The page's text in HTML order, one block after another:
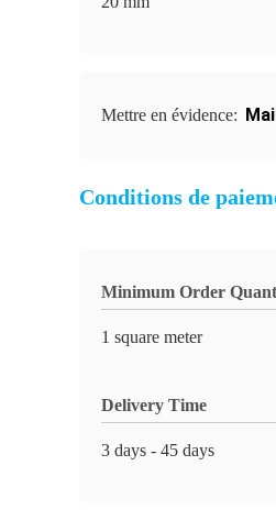
Mettre en évidence:
Conditions de
Minimum Order
1 square meter
Delivery Time
3 days - 45 days